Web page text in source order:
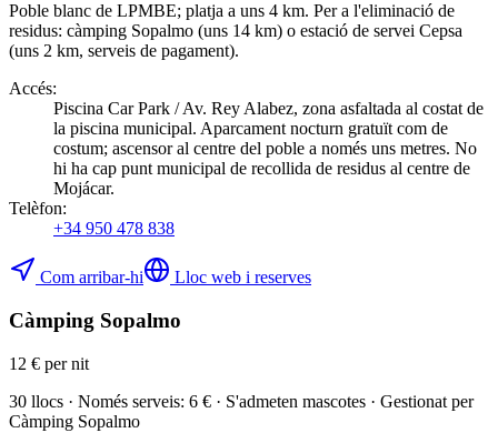
Poble blanc de LPMBE; platja a uns 4 km. Per a l'eliminació de
residus: càmping Sopalmo (uns 14 km) o estació de servei Cepsa
(uns 2 km, serveis de pagament).
Accés:
Piscina Car Park / Av. Rey Alabez, zona asfaltada al costat de
la piscina municipal. Aparcament nocturn gratuït com de
costum; ascensor al centre del poble a només uns metres. No
hi ha cap punt municipal de recollida de residus al centre de
Mojácar.
Telèfon:
+34 950 478 838
Com arribar-hi Lloc web i reserves
Càmping Sopalmo
12 € per nit
30 llocs · Només serveis: 6 € · S'admeten mascotes · Gestionat per
Càmping Sopalmo